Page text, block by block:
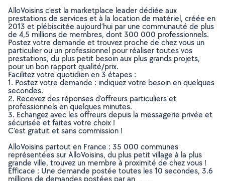
AlloVoisins c’est la marketplace leader dédiée aux
prestations de services et à la location de matériel, créée en
2013 et plébiscitée aujourd’hui par une communauté de plus
de 4,5 millions de membres, dont 300 000 professionnels.
Postez votre demande et trouvez proche de chez vous un
particulier ou un professionnel pour réaliser toutes vos
prestations, du plus petit besoin aux plus grands projets,
pour un bon rapport qualité/prix.
Facilitez votre quotidien en 3 étapes :
1. Postez votre demande : indiquez votre besoin en quelques
secondes.
2. Recevez des réponses d’offreurs particuliers et
professionnels en quelques minutes.
3. Echangez avec les offreurs depuis la messagerie privée et
sécurisée et faites votre choix !
C’est gratuit et sans commission !
AlloVoisins partout en France : 35 000 communes
représentées sur AlloVoisins, du plus petit village à la plus
grande ville, trouvez un membre à proximité de chez vous !
Efficace : Une demande postée toutes les 10 secondes, 3.6
millions de demandes postées par an